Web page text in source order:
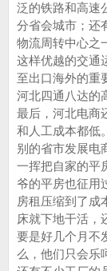
泛的铁路和高速
分省会城市；还
物流周转中心之
这样优越的交通
至出口海外的重
河北四通八达的
最后，河北电
和人工成本都低。
别的省市发展电
一挥把自家的平
爷的平房也征用
房租压缩到了成
床就下地干活，
要是好几个月不
么，他们只会乐